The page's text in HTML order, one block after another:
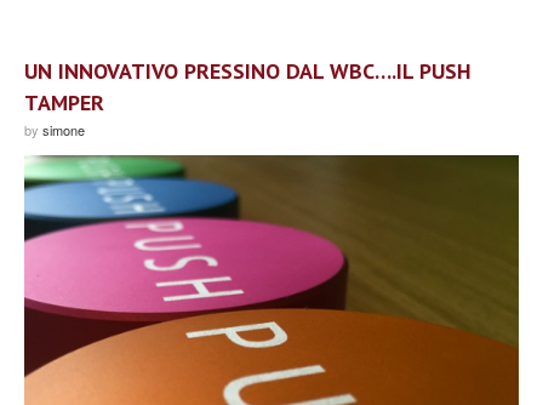
UN INNOVATIVO PRESSINO DAL WBC….IL PUSH
TAMPER
by simone